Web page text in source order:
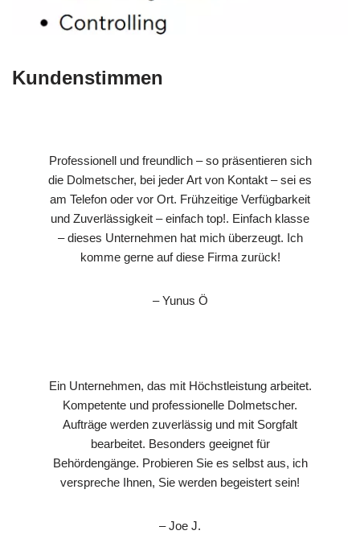
Kundenstimmen
Professionell und freundlich – so präsentieren sich
die Dolmetscher, bei jeder Art von Kontakt – sei es
am Telefon oder vor Ort. Frühzeitige Verfügbarkeit
und Zuverlässigkeit – einfach top!. Einfach klasse
– dieses Unternehmen hat mich überzeugt. Ich
komme gerne auf diese Firma zurück!
– Yunus Ö
Ein Unternehmen, das mit Höchstleistung arbeitet.
Kompetente und professionelle Dolmetscher.
Aufträge werden zuverlässig und mit Sorgfalt
bearbeitet. Besonders geeignet für
Behördengänge. Probieren Sie es selbst aus, ich
verspreche Ihnen, Sie werden begeistert sein!
– Joe J.